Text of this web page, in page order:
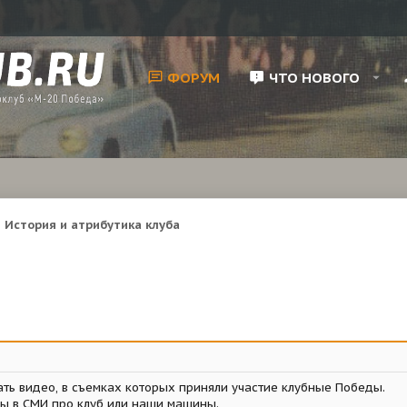
ФОРУМ ЧТО НОВОГО
История и атрибутика клуба
видео, в съемках которых приняли участие клубные Победы.
в СМИ про клуб или наши машины.